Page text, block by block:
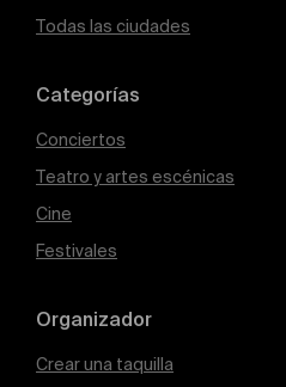
Todas las ciudades
Categorías
Conciertos
Teatro y artes escénicas
Cine
Festivales
Organizador
Crear una taquilla